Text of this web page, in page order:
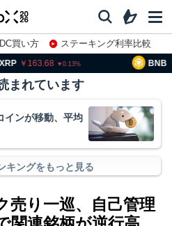
買い方
ステーキング利率比較
163.68 0.13 BNB
まれています
インが移動、平均
キングをもっと見る
売り一巡、自己管理